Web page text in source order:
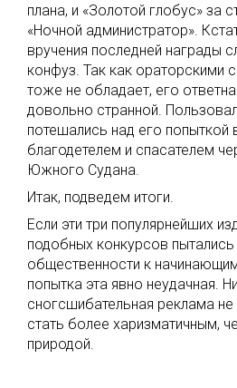
плана, и «Золотой глобус» за
«Ночной администратор».
вручения последней награды
конфуз. Так как ораторскими
тоже не обладает, его
довольно странной.
потешались над его попыткой
благодетелем и спасателем
Южного Судана.
Итак, подведем итоги.
Если эти три популярнейших
подобных конкурсов
общественности к
попытка эта явно неудачная.
сногсшибательная реклама
стать более харизматичным,
природой.